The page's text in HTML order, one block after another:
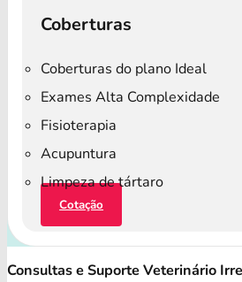
Coberturas
Coberturas do plano Ideal
Exames Alta Complexidade
Fisioterapia
Acupuntura
Limpeza de tártaro
Cotação
Consultas e Suporte Veterinário